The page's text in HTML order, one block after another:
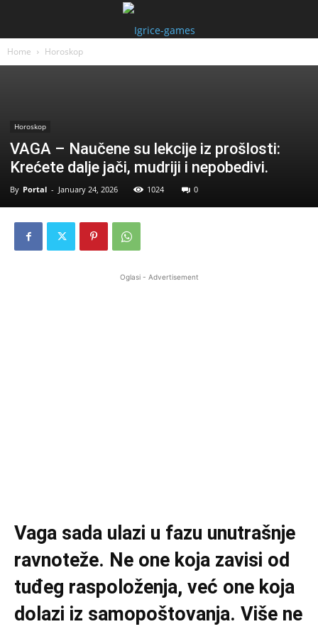
Home Horoskop
Horoskop
VAGA – Naučene su lekcije iz prošlosti:
Krećete dalje jači, mudriji i nepobedivi.
By Portal - January 24, 2026 1024 0
Oglasi - Advertisement
Vaga sada ulazi u fazu unutrašnje
ravnoteže. Ne one koja zavisi od
tuđeg raspoloženja, već one koja
dolazi iz samopoštovanja. Više ne